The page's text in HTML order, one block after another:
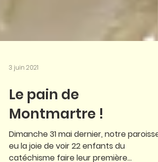
3 juin 2021
Le pain de
Montmartre !